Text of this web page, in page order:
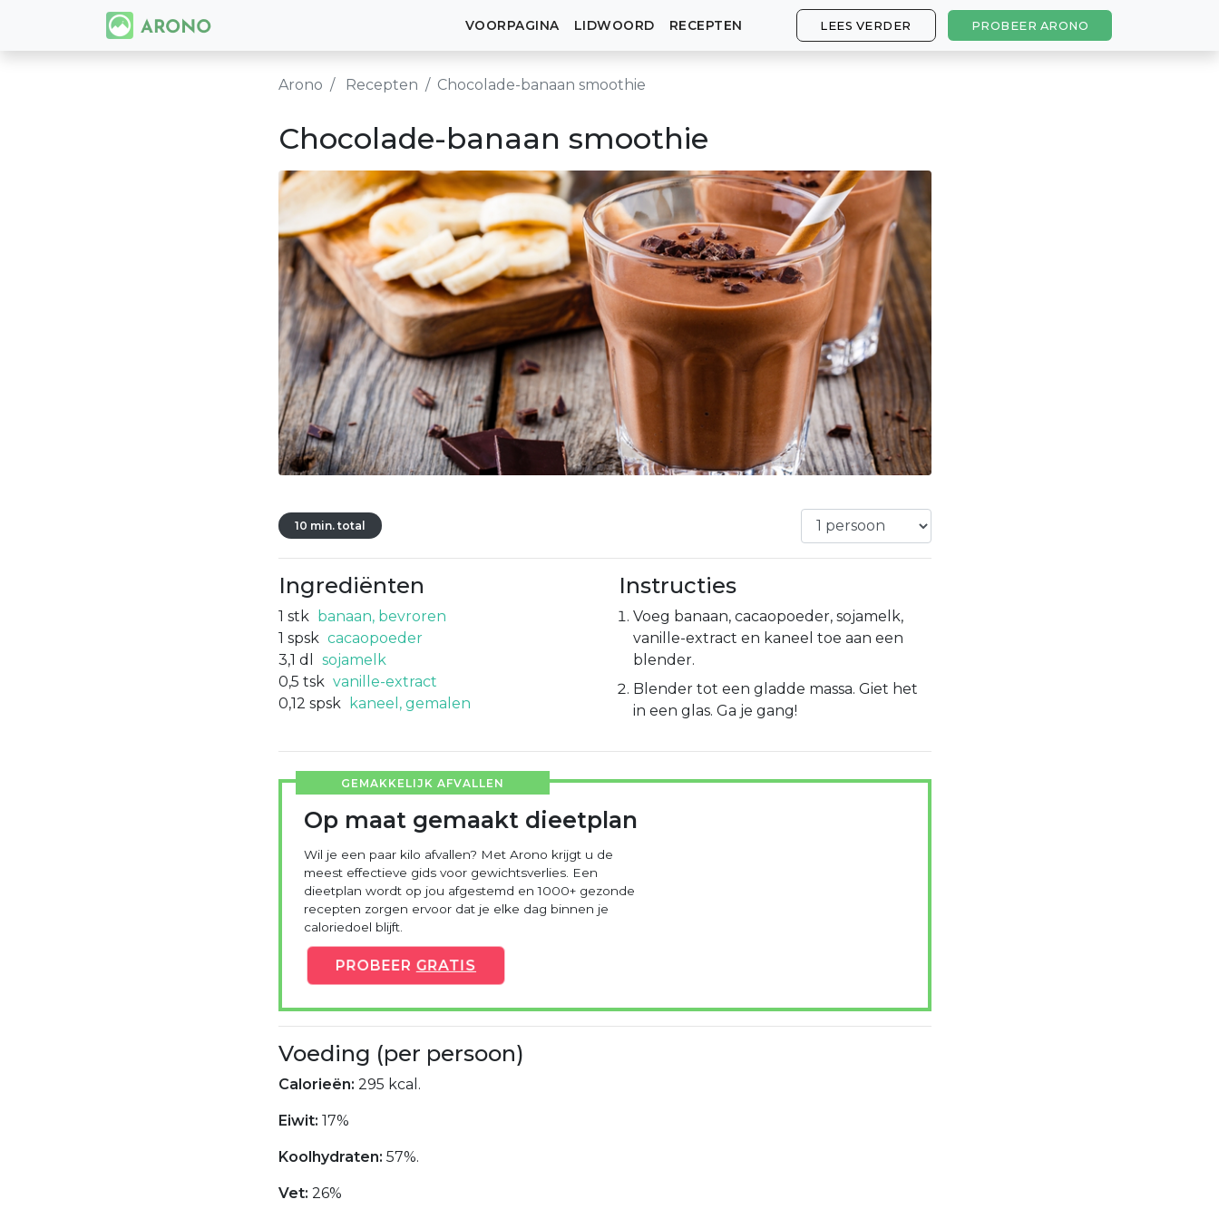
VOORPAGINA LIDWOORD RECEPTEN LEES VERDER PROBEER ARONO
Arono Recepten Chocolade-banaan smoothie
Chocolade-banaan smoothie
10 min. total
Ingrediënten
1 stk banaan, bevroren
1 spsk cacaopoeder
3,1 dl
sojamelk
0,5 tsk vanille-extract
0,12 spsk kaneel, gemalen
Instructies
Voeg banaan, cacaopoeder, sojamelk,
vanille-extract en kaneel toe aan een
blender.
Blender tot een gladde massa. Giet het
in een glas. Ga je gang!
GEMAKKELIJK AFVALLEN
Op maat gemaakt dieetplan
Wil je een paar kilo afvallen? Met Arono krijgt u de
meest effectieve gids voor gewichtsverlies. Een
dieetplan wordt op jou afgestemd en 1000+ gezonde
recepten zorgen ervoor dat je elke dag binnen je
caloriedoel blijft.
PROBEER GRATIS
Voeding (per persoon)
Calorieën: 295 kcal.
Eiwit: 17%
Koolhydraten: 57%.
Vet: 26%